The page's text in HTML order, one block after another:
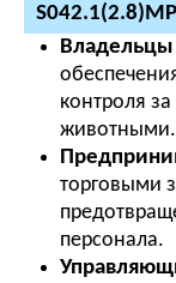
Владельцы
контроля
животными.
торговыми
персонала.